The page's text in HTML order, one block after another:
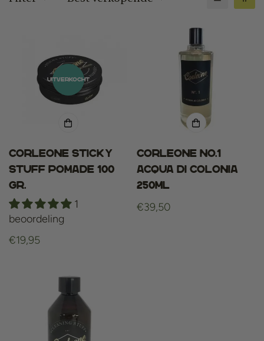
UITVERKOCHT
Corleone Sticky
Stuff Pomade 100
gr.
1
beoordeling
Normale
€19,95
Corleone No.1
Acqua di Colonia
250ml
Normale
€39,50